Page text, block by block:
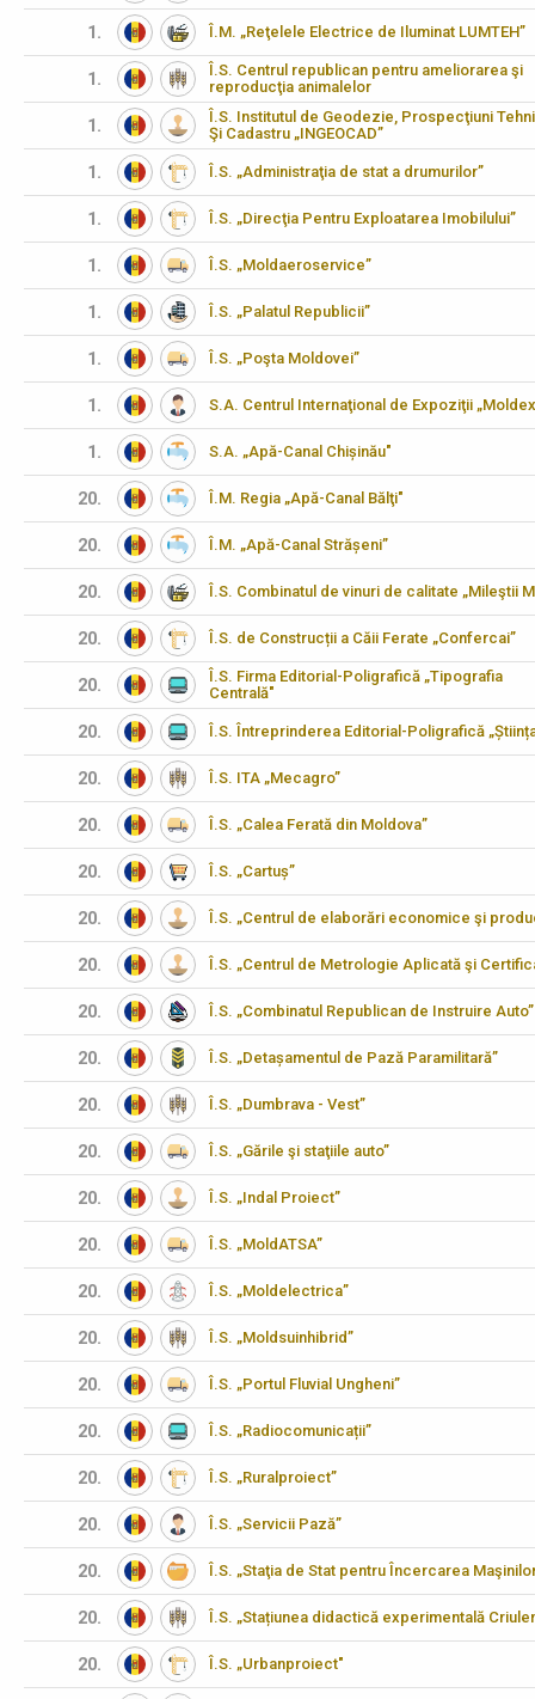
1. Î.M. „Reţelele Electrice de Iluminat LUMTEH”
1.
Î.S. Centrul republican pentru ameliorarea şi
reproducţia animalelor
1.
Î.S. Institutul de Geodezie, Prospecţiuni
Şi Cadastru „INGEOCAD”
1. Î.S. „Administraţia de stat a drumurilor”
1. Î.S. „Direcţia Pentru Exploatarea Imobilului”
1. Î.S. „Moldaeroservice”
1. Î.S. „Palatul Republicii”
1. Î.S. „Poşta Moldovei”
1. S.A. Centrul Internaţional de Expoziţii
1. S.A. „Apă-Canal Chișinău"
20. Î.M. Regia „Apă-Canal Bălţi"
20. Î.M. „Apă-Canal Strășeni”
20. Î.S. Combinatul de vinuri de calitate „Mileştii
20. Î.S. de Construcții a Căii Ferate „Confercai”
20.
Î.S. Firma Editorial-Poligrafică „Tipografia
Centrală"
20. Î.S. Întreprinderea Editorial-Poligrafică
20. Î.S. ITA „Mecagro”
20. Î.S. „Calea Ferată din Moldova”
20. Î.S. „Cartuș”
20. Î.S. „Centrul de elaborări economice şi
20. Î.S. „Centrul de Metrologie Aplicată şi
20. Î.S. „Combinatul Republican de Instruire Auto”
20. Î.S. „Detașamentul de Pază Paramilitară”
20. Î.S. „Dumbrava - Vest”
20. Î.S. „Gările şi staţiile auto”
20. Î.S. „Indal Proiect”
20. Î.S. „MoldATSA”
20. Î.S. „Moldelectrica”
20. Î.S. „Moldsuinhibrid”
20. Î.S. „Portul Fluvial Ungheni”
20. Î.S. „Radiocomunicații”
20. Î.S. „Ruralproiect”
20. Î.S. „Servicii Pază”
20. Î.S. „Staţia de Stat pentru Încercarea
20. Î.S. „Stațiunea didactică experimentală
20. Î.S. „Urbanproiect"